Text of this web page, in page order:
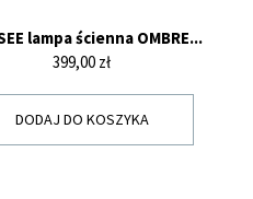
lampa ścienna OMBRE...
Cena
399,00 zł
DODAJ DO KOSZYKA